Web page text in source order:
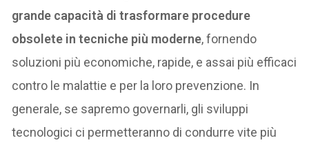
grande capacità di trasformare procedure
obsolete in tecniche più moderne, fornendo
soluzioni più economiche, rapide, e assai più efficaci
contro le malattie e per la loro prevenzione. In
generale, se sapremo governarli, gli sviluppi
tecnologici ci permetteranno di condurre vite più